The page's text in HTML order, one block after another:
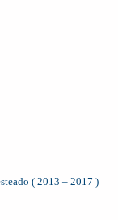
( 2013 – 2017 )